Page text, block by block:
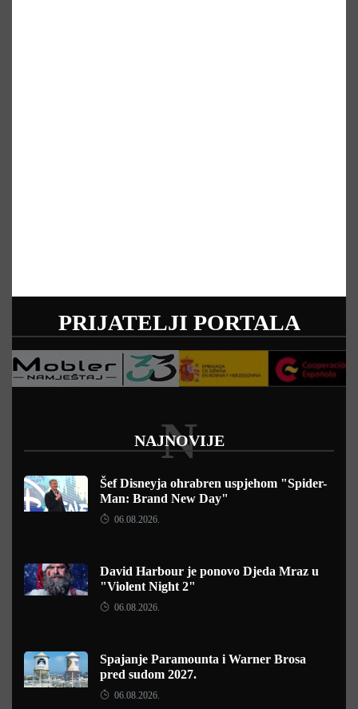
PRIJATELJI PORTALA
NAJNOVIJE
N
Šef Disneyja ohrabren uspjehom "Spider-
Man: Brand New Day"
06.08.2026.
David Harbour je ponovo Djeda Mraz u
"Violent Night 2"
06.08.2026.
Spajanje Paramounta i Warner Brosa
pred sudom 2027.
06.08.2026.